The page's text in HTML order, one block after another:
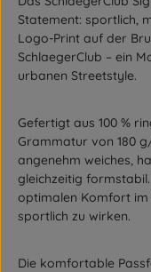
Statement: sportlich,
Logo-Print auf der
SchlaegerClub – ein
urbanen Streetstyle.
Gefertigt aus 100 %
Grammatur von 180
angenehm weiches,
gleichzeitig
optimalen Komfort im
sportlich zu wirken.
Die komfortable